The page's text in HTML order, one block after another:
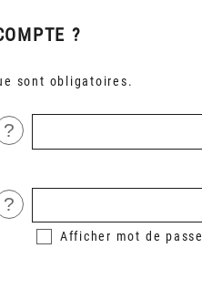
?
sont obligatoires.
?
?
Afficher mot de passe